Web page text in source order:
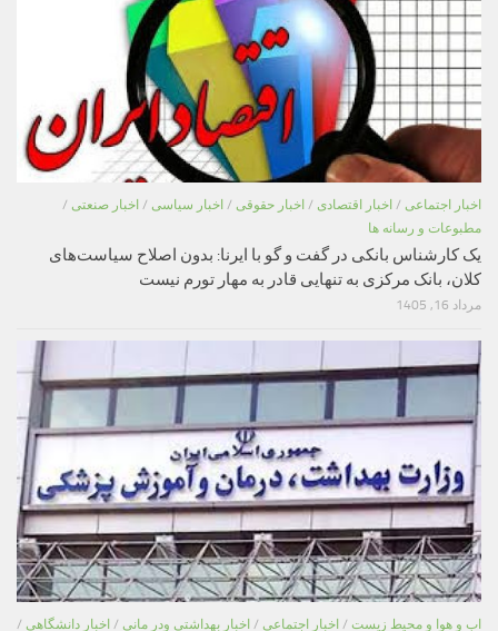
اخبار اجتماعی / اخبار اقتصادی / اخبار حقوقی / اخبار سیاسی / اخبار صنعتی /
مطبوعات و رسانه ها
یک کارشناس بانکی در گفت و گو با ایرنا: بدون اصلاح سیاست‌های
کلان، بانک مرکزی به تنهایی قادر به مهار تورم نیست
مرداد 16, 1405
اب و هوا و محیط زیست / اخبار اجتماعی / اخبار بهداشتی ودر مانی / اخبار دانشگاهی /